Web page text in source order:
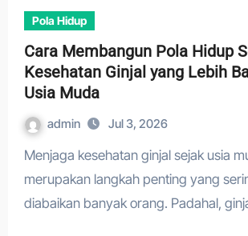
Pola Hidup
Cara Membangun Pola Hidup
Kesehatan Ginjal yang Lebih
Usia Muda
admin Jul 3, 2026
Menjaga kesehatan ginjal sejak usia muda
merupakan langkah penting yang
diabaikan banyak orang. Padahal,